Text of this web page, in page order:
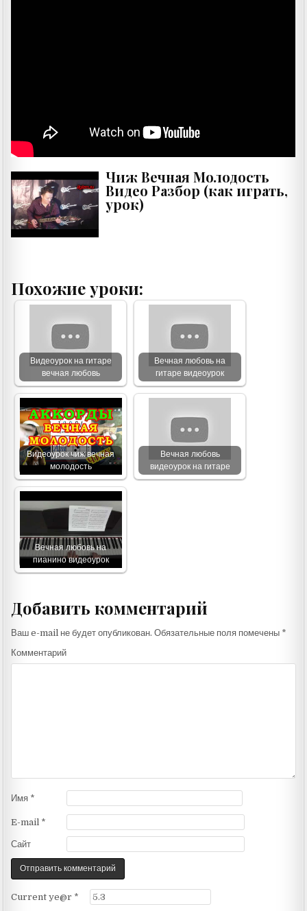
Чиж Вечная Молодость
Видео Разбор (как играть,
урок)
Похожие уроки:
Видеоурок на гитаре
вечная любовь
Вечная любовь на
гитаре видеоурок
Видеоурок чиж вечная
молодость
Вечная любовь
видеоурок на гитаре
Вечная любовь на
пианино видеоурок
Добавить комментарий
Ваш e-mail не будет опубликован. Обязательные поля помечены *
Комментарий
Имя *
E-mail *
Сайт
Current ye@r *